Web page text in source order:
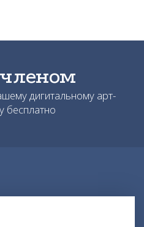
дигитальному арт-
бесплатно